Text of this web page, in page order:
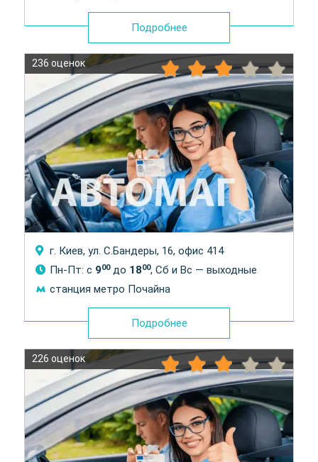
Подробнее
236 оценок
г. Киев, ул. С.Бандеры, 16, офис 414
Пн-Пт: с 900до 1800, Сб и Вс — выходные
станция метро Почайна
Подробнее
226 оценок